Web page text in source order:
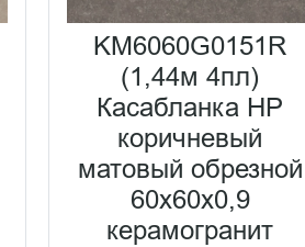
KM6060G0151R
(1,44м 4пл)
Касабланка HP
коричневый
матовый обрезной
60x60x0,9
керамогранит